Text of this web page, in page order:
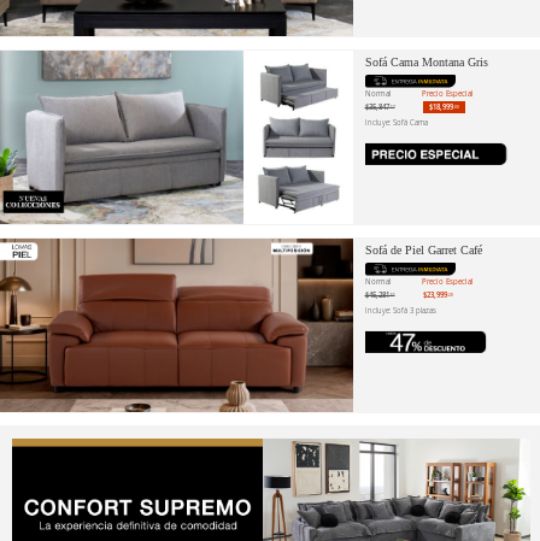
Sofá Cama Montana Gris
Normal
$35,847.17
Precio Especial
$18,999
Incluye: Sofá Cama
Sofá de Piel Garret Café
Normal
$45,281 .51
Precio Especial
$23,999.20
Incluye: Sofá 3 plazas